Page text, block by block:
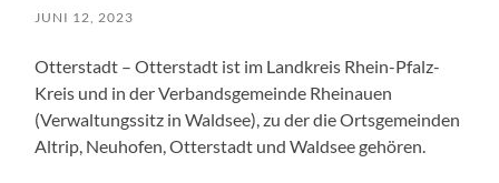
JUNI 12, 2023
Otterstadt – Otterstadt ist im Landkreis Rhein-Pfalz-
Kreis und in der Verbandsgemeinde Rheinauen
(Verwaltungssitz in Waldsee), zu der die Ortsgemeinden
Altrip, Neuhofen, Otterstadt und Waldsee gehören.